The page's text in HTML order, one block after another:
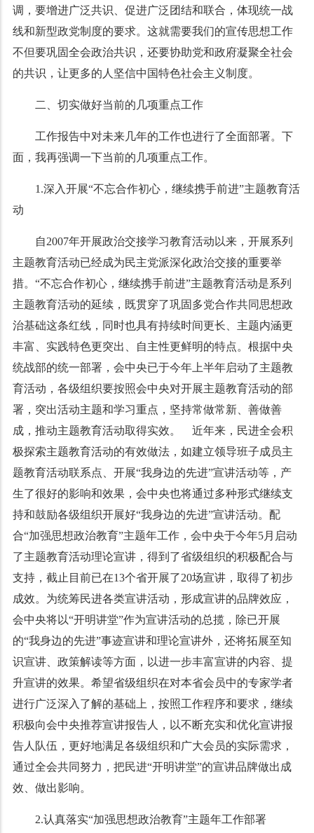
调，要增进广泛共识、促进广泛团结和联合，体现统一战
线和新型政党制度的要求。这就需要我们的宣传思想工作
不但要巩固全会政治共识，还要协助党和政府凝聚全社会
的共识，让更多的人坚信中国特色社会主义制度。
二、切实做好当前的几项重点工作
工作报告中对未来几年的工作也进行了全面部署。下
面，我再强调一下当前的几项重点工作。
1.深入开展“不忘合作初心，继续携手前进”主题教育活
动
自2007年开展政治交接学习教育活动以来，开展系列
主题教育活动已经成为民主党派深化政治交接的重要举
措。“不忘合作初心，继续携手前进”主题教育活动是系列
主题教育活动的延续，既贯穿了巩固多党合作共同思想政
治基础这条红线，同时也具有持续时间更长、主题内涵更
丰富、实践特色更突出、自主性更鲜明的特点。根据中央
统战部的统一部署，会中央已于今年上半年启动了主题教
育活动，各级组织要按照会中央对开展主题教育活动的部
署，突出活动主题和学习重点，坚持常做常新、善做善
成，推动主题教育活动取得实效。 近年来，民进全会积
极探索主题教育活动的有效做法，如建立领导班子成员主
题教育活动联系点、开展“我身边的先进”宣讲活动等，产
生了很好的影响和效果，会中央也将通过多种形式继续支
持和鼓励各级组织开展好“我身边的先进”宣讲活动。配
合“加强思想政治教育”主题年工作，会中央于今年5月启动
了主题教育活动理论宣讲，得到了省级组织的积极配合与
支持，截止目前已在13个省开展了20场宣讲，取得了初步
成效。为统筹民进各类宣讲活动，形成宣讲的品牌效应，
会中央将以“开明讲堂”作为宣讲活动的总揽，除已开展
的“我身边的先进”事迹宣讲和理论宣讲外，还将拓展至知
识宣讲、政策解读等方面，以进一步丰富宣讲的内容、提
升宣讲的效果。希望省级组织在对本省会员中的专家学者
进行广泛深入了解的基础上，按照工作程序和要求，继续
积极向会中央推荐宣讲报告人，以不断充实和优化宣讲报
告人队伍，更好地满足各级组织和广大会员的实际需求，
通过全会共同努力，把民进“开明讲堂”的宣讲品牌做出成
效、做出影响。
2.认真落实“加强思想政治教育”主题年工作部署